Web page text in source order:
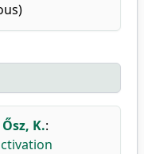
Ősz, K.: